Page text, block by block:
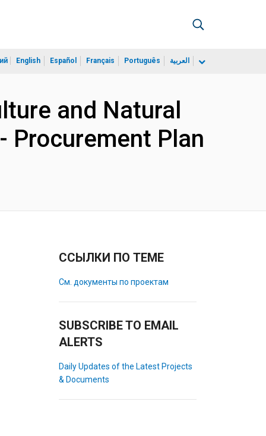
English Español Français Português العربية
and Natural
Procurement Plan
ССЫЛКИ ПО ТЕМЕ
См. документы по проектам
SUBSCRIBE TO EMAIL
ALERTS
Daily Updates of the Latest Projects
& Documents